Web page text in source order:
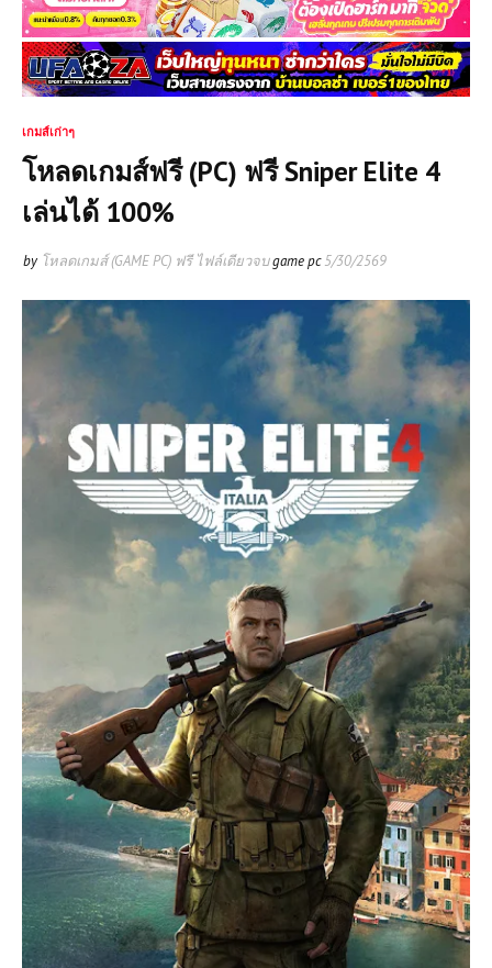
เกมส์เก่าๆ
โหลดเกมส์ฟรี (PC) ฟรี Sniper Elite 4
เล่นได้ 100%
by โหลดเกมส์ (GAME PC) ฟรี ไฟล์เดียวจบgame pc5/30/2569